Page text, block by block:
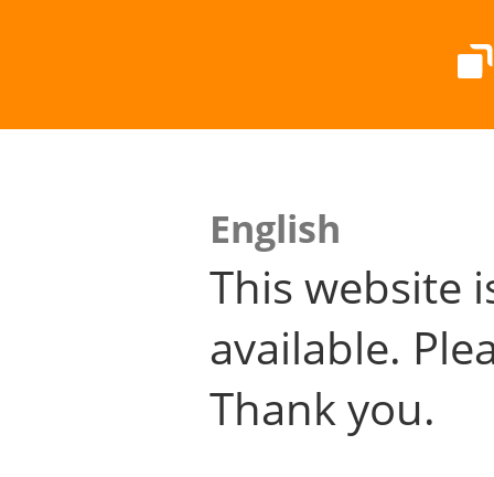
English
This website
available.
Thank you.